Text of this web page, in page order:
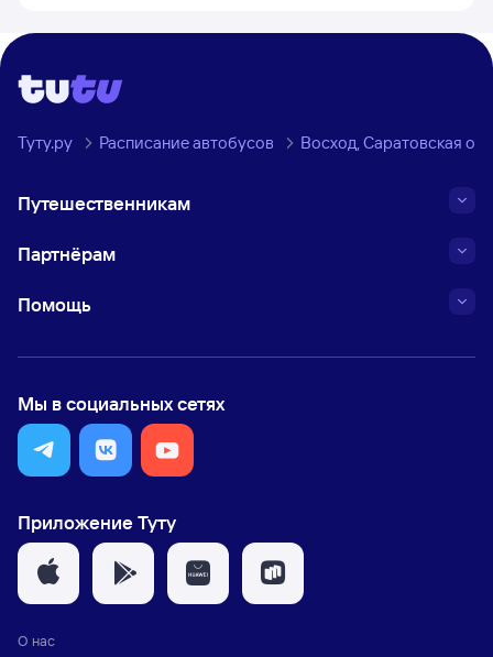
Туту.ру Расписание автобусов Восход, Саратовская
Путешественникам
Партнёрам
Помощь
Мы в социальных сетях
Приложение Туту
О нас